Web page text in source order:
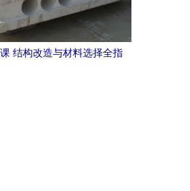
结构改造与材料选择全指